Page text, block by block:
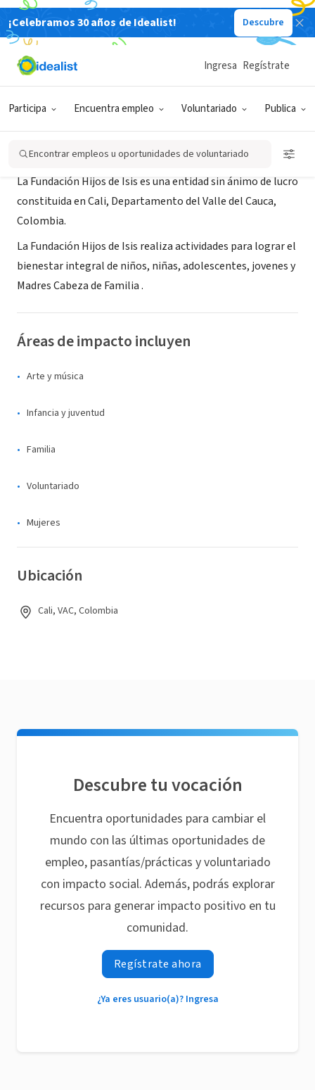
¡Celebramos 30 años de Idealist! Descubre
Participa Encuentra empleo Voluntariado Publica
Ingresa Regístrate
Encontrar empleos u oportunidades de voluntariado
ORGANIZACIÓN SIN FIN DE LUCRO
FUNDACION HIJOS DE ISIS
La Fundación Hijos de Isis es una entidad sin ánimo de lucro
constituida en Cali, Departamento del Valle del Cauca,
Colombia.
La Fundación Hijos de Isis realiza actividades para lograr el
bienestar integral de niños, niñas, adolescentes, jovenes y
Madres Cabeza de Familia .
Áreas de impacto incluyen
Arte y música
Infancia y juventud
Familia
Voluntariado
Mujeres
Ubicación
Cali, VAC, Colombia
Descubre tu vocación
Encuentra oportunidades para cambiar el
mundo con las últimas oportunidades de
empleo, pasantías/prácticas y voluntariado
con impacto social. Además, podrás explorar
recursos para generar impacto positivo en tu
comunidad.
Regístrate ahora
¿Ya eres usuario(a)? Ingresa